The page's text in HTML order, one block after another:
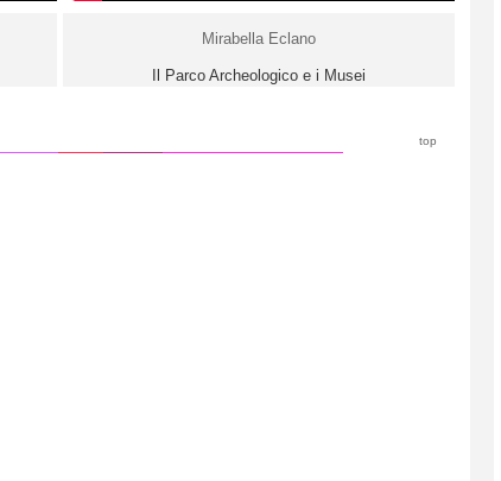
Mirabella Eclano
Il Parco Archeologico e i Musei
top